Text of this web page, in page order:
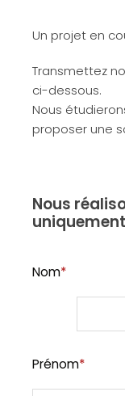
Un projet en
Transmettez
ci-dessous.
Nous
proposer une
Nous
Nom*
Prénom*